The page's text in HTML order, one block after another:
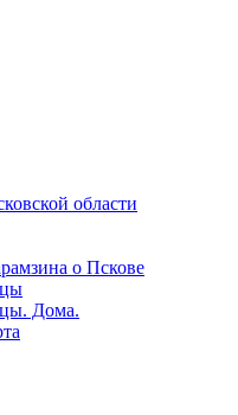
области
о Пскове
Дома.